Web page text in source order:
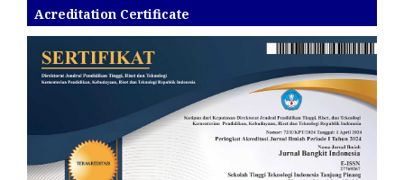
Acreditation Certificate